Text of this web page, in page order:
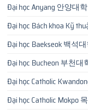
Đại học Anyang 안양대
Đại học Bách khoa Kỹ
Đại học Baekseok 백석
Đại học Bucheon 부천대
Đại học Catholic
Đại học Catholic Mokpo